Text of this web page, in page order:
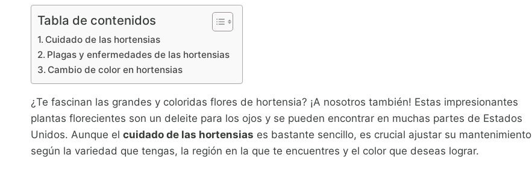
Tabla de contenidos
Cuidado de las hortensias
Plagas y enfermedades de las hortensias
Cambio de color en hortensias
¿Te fascinan las grandes y coloridas flores de hortensia? ¡A nosotros también! Estas impresionantes
plantas florecientes son un deleite para los ojos y se pueden encontrar en muchas partes de Estados
Unidos. Aunque el cuidado de las hortensias es bastante sencillo, es crucial ajustar su mantenimiento
según la variedad que tengas, la región en la que te encuentres y el color que deseas lograr.